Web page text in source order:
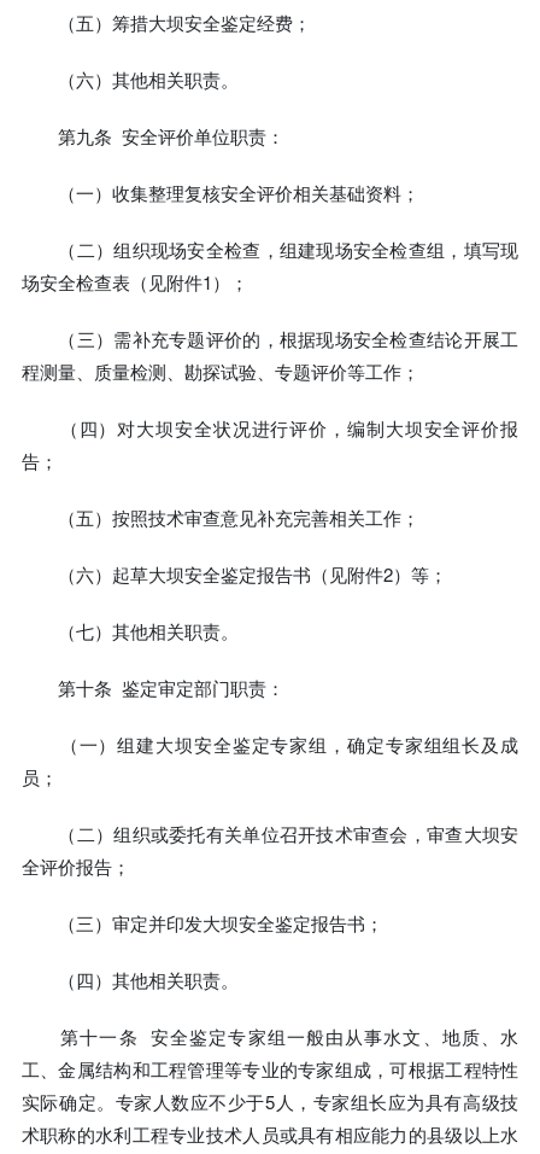
（五）筹措大坝安全鉴定经费；
（六）其他相关职责。
第九条 安全评价单位职责：
（一）收集整理复核安全评价相关基础资料；
（二）组织现场安全检查，组建现场安全检查组，填写现
场安全检查表（见附件1）；
（三）需补充专题评价的，根据现场安全检查结论开展工
程测量、质量检测、勘探试验、专题评价等工作；
（四）对大坝安全状况进行评价，编制大坝安全评价报
告；
（五）按照技术审查意见补充完善相关工作；
（六）起草大坝安全鉴定报告书（见附件2）等；
（七）其他相关职责。
第十条 鉴定审定部门职责：
（一）组建大坝安全鉴定专家组，确定专家组组长及成
员；
（二）组织或委托有关单位召开技术审查会，审查大坝安
全评价报告；
（三）审定并印发大坝安全鉴定报告书；
（四）其他相关职责。
第十一条 安全鉴定专家组一般由从事水文、地质、水
工、金属结构和工程管理等专业的专家组成，可根据工程特性
实际确定。专家人数应不少于5人，专家组长应为具有高级技
术职称的水利工程专业技术人员或具有相应能力的县级以上水